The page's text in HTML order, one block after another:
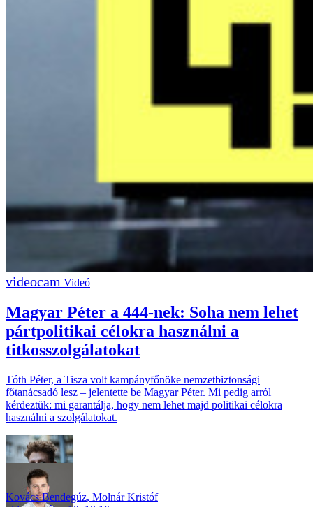
Videó
Magyar Péter a 444-nek: Soha nem lehet
pártpolitikai célokra használni a
titkosszolgálatokat
Tóth Péter, a Tisza volt kampányfőnöke nemzetbiztonsági
főtanácsadó lesz – jelentette be Magyar Péter. Mi pedig arról
kérdeztük: mi garantálja, hogy nem lehet majd politikai célokra
használni a szolgálatokat.
Kovács Bendegúz, Molnár Kristóf